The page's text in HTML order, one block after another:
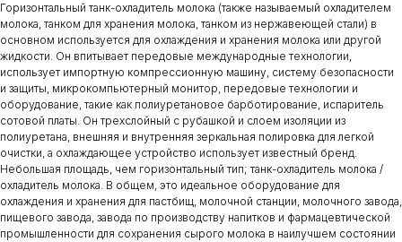
Горизонтальный танк-охладитель молока (также называемый охладителем
молока, танком для хранения молока, танком из нержавеющей стали) в
основном используется для охлаждения и хранения молока или другой
жидкости. Он впитывает передовые международные технологии,
использует импортную компрессионную машину, систему безопасности
и защиты, микрокомпьютерный монитор, передовые технологии и
оборудование, такие как полиуретановое барботирование, испаритель
сотовой платы. Он трехслойный с рубашкой и слоем изоляции из
полиуретана, внешняя и внутренняя зеркальная полировка для легкой
очистки, а охлаждающее устройство использует известный бренд.
Небольшая площадь, чем горизонтальный тип; танк-охладитель молока /
охладитель молока. В общем, это идеальное оборудование для
охлаждения и хранения для пастбищ, молочной станции, молочного завода,
пищевого завода, завода по производству напитков и фармацевтической
промышленности для сохранения сырого молока в наилучшем состоянии